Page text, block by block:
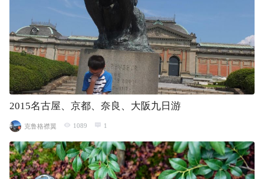
2015名古屋、京都、奈良、大阪九日游
克鲁格襟翼 1089 1